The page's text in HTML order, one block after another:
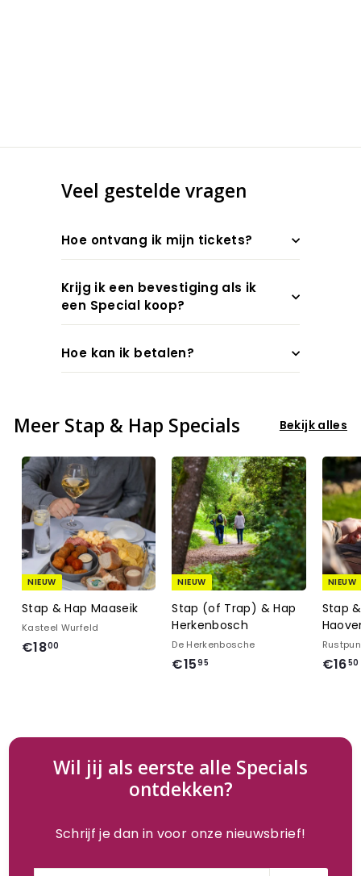
Veel gestelde vragen
Hoe ontvang ik mijn tickets?
Krijg ik een bevestiging als ik
een Special koop?
Hoe kan ik betalen?
Meer Stap & Hap Specials Bekijk alles
NIEUW
Stap & Hap Maaseik
Kasteel Wurfeld
€1800
0
NIEUW
Stap (of Trap) & Hap
Herkenbosch
De Herkenbosche
€1595
9
5
NIEUW
Stap
€1650
Wil jij als eerste alle Specials
ontdekken?
Schrijf je dan in voor onze nieuwsbrief!